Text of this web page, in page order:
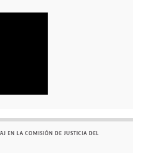
EN LA COMISIÓN DE JUSTICIA DEL